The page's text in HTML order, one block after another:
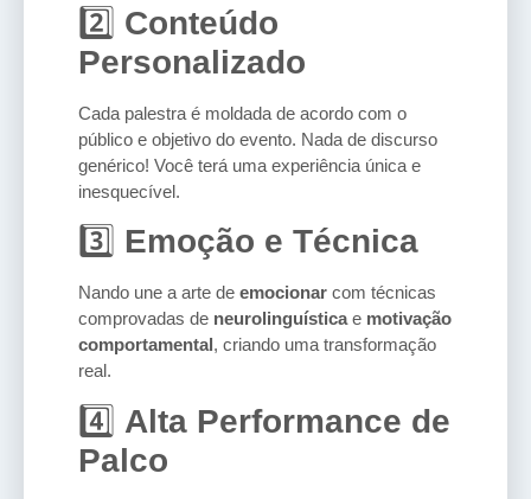
2️⃣ Conteúdo
Personalizado
Cada palestra é moldada de acordo com o
público e objetivo do evento. Nada de discurso
genérico! Você terá uma experiência única e
inesquecível.
3️⃣ Emoção e Técnica
Nando une a arte de emocionar com técnicas
comprovadas de neurolinguísticae motivação
comportamental, criando uma transformação
real.
4️⃣ Alta Performance de
Palco